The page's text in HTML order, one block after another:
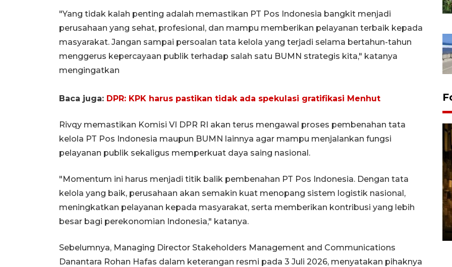
"Yang tidak kalah penting adalah memastikan PT Pos Indonesia bangkit menjadi
perusahaan yang sehat, profesional, dan mampu memberikan pelayanan terbaik kepada
masyarakat. Jangan sampai persoalan tata kelola yang terjadi selama bertahun-tahun
menggerus kepercayaan publik terhadap salah satu BUMN strategis kita," katanya
mengingatkan
Baca juga: DPR: KPK harus pastikan tidak ada spekulasi gratifikasi Menhut
Rivqy memastikan Komisi VI DPR RI akan terus mengawal proses pembenahan tata
kelola PT Pos Indonesia maupun BUMN lainnya agar mampu menjalankan fungsi
pelayanan publik sekaligus memperkuat daya saing nasional.
"Momentum ini harus menjadi titik balik pembenahan PT Pos Indonesia. Dengan tata
kelola yang baik, perusahaan akan semakin kuat menopang sistem logistik nasional,
meningkatkan pelayanan kepada masyarakat, serta memberikan kontribusi yang lebih
besar bagi perekonomian Indonesia," katanya.
Sebelumnya, Managing Director Stakeholders Management and Communications
Danantara Rohan Hafas dalam keterangan resmi pada 3 Juli 2026, menyatakan pihaknya
Pasokan hortikultura
melimpah picu deflasi DIY